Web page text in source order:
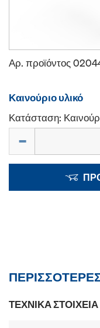
Αρ. προϊόντος
Καινούριο υλικό
Κατάσταση:
ΤΕΧΝΙΚΆ ΣΤΟΙΧΕΊΑ